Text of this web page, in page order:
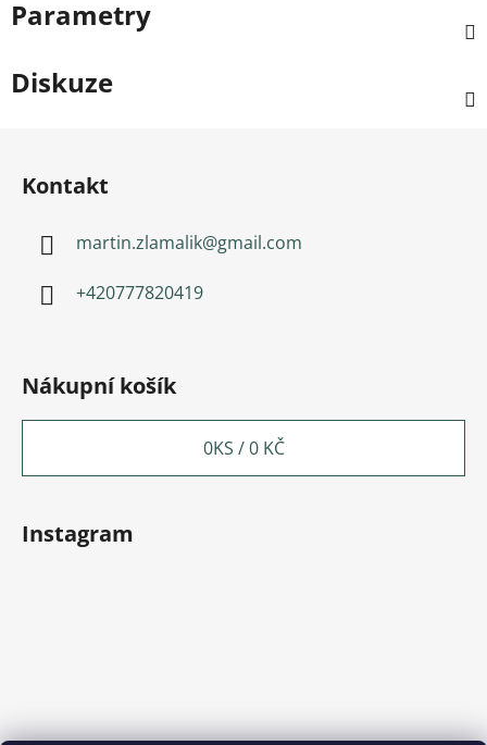
Parametry
Diskuze
Kontakt
martin.zlamalik@gmail.com
+420777820419
Nákupní košík
0KS /0 KČ
Instagram